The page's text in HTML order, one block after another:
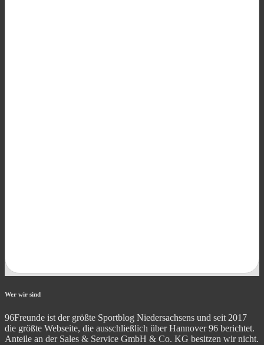
Wer wir sind
96Freunde ist der größte Sportblog Niedersachsens und seit 2017
die größte Webseite, die ausschließlich über Hannover 96 berichtet.
Anteile an der Sales & Service GmbH & Co. KG besitzen wir nicht.